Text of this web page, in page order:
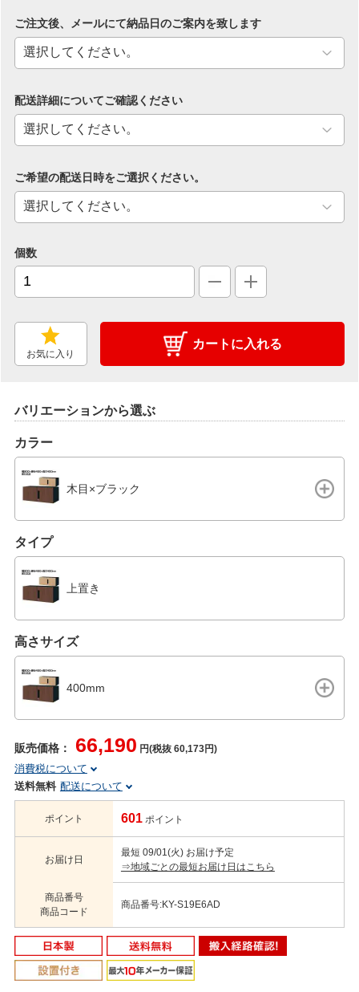
ご注文後、メールにて納品日のご案内を致します
配送詳細についてご確認ください
ご希望の配送日時をご選択ください。
個数
お気に入り
カートに入れる
バリエーションから選ぶ
カラー
木目×ブラック
タイプ
上置き
高さサイズ
400mm
販売価格： 66,190 円(税抜 60,173円)
消費税について
送料無料 配送について
ポイント 601 ポイント
お届け日
最短 09/01(火) お届け予定
⇒地域ごとの最短お届け日はこちら
商品番号
商品コード
商品番号:KY-S19E6AD